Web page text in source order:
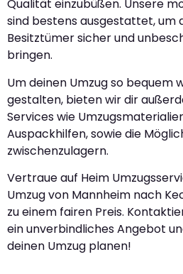
Qualität einzubüßen. Unsere
sind bestens ausgestattet, um
Besitztümer sicher und
bringen.
Um deinen Umzug so bequem
gestalten, bieten wir dir
Services wie
Auspackhilfen, sowie die
zwischenzulagern.
Vertraue auf Heim
Umzug von Mannheim nach
zu einem fairen Preis.
ein unverbindliches Angebot
deinen Umzug planen!